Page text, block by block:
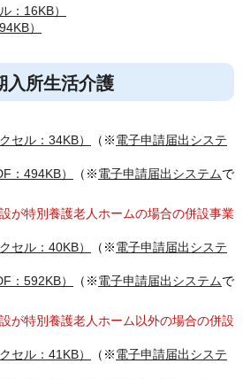
：16KB）
）
入所生活介護
セル：34KB）
（※電子申請届出システ
：494KB）
（※電子申請届出システムで
が特別養護老人ホームの場合の併設事業
セル：40KB）
（※電子申請届出システ
：592KB）
（※電子申請届出システムで
が特別養護老人ホーム以外の場合の併設
セル：41KB）
（※電子申請届出システ